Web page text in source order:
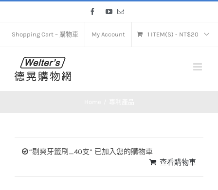
content
FacebookYouTube
Email
Shopping Cart – 購物車 My Account 1 ITEM(S) - NT$20
“剔爽牙籤刷_40支” 已加入您的購物車
查看購物車